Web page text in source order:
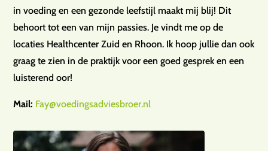
in voeding en een gezonde leefstijl maakt mij blij! Dit
behoort tot een van mijn passies. Je vindt me op de
locaties Healthcenter Zuid en Rhoon. Ik hoop jullie dan ook
graag te zien in de praktijk voor een goed gesprek en een
luisterend oor!
Mail: Fay@voedingsadviesbroer.nl